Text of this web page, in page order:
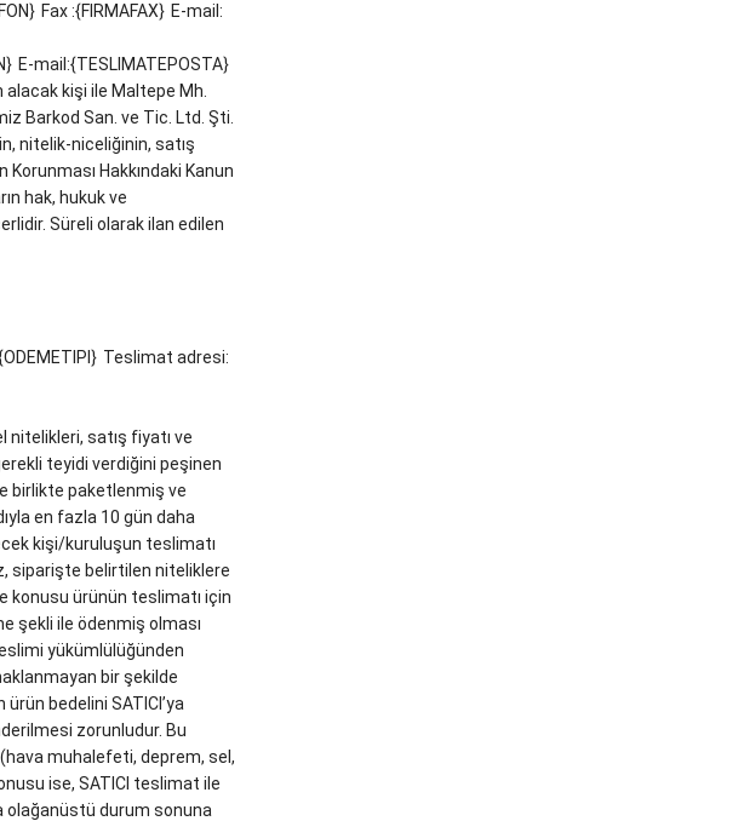
Fax :{FIRMAFAX} E-mail:
E-mail:{TESLIMATEPOSTA}
kişi ile Maltepe Mh.
Barkod San. ve Tic. Ltd. Şti.
nitelik-niceliğinin, satış
Hakkındaki Kanun
hak, hukuk ve
Süreli olarak ilan edilen
Teslimat adresi:
nitelikleri, satış fiyatı ve
teyidi verdiğini peşinen
birlikte paketlenmiş ve
en fazla 10 gün daha
kişi/kuruluşun teslimatı
siparişte belirtilen niteliklere
konusu ürünün teslimatı için
şekli ile ödenmiş olması
yükümlülüğünden
bir şekilde
bedelini SATICI’ya
zorunludur. Bu
(hava muhalefeti, deprem, sel,
ise, SATICI teslimat ile
olağanüstü durum sonuna